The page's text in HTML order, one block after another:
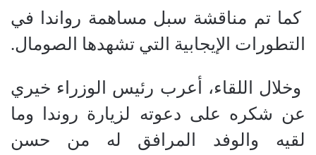
كما تم مناقشة سبل مساهمة رواندا في
التطورات الإيجابية التي تشهدها الصومال.
وخلال اللقاء، أعرب رئيس الوزراء خيري
عن شكره على دعوته لزيارة روندا وما
لقيه والوفد المرافق له من حسن